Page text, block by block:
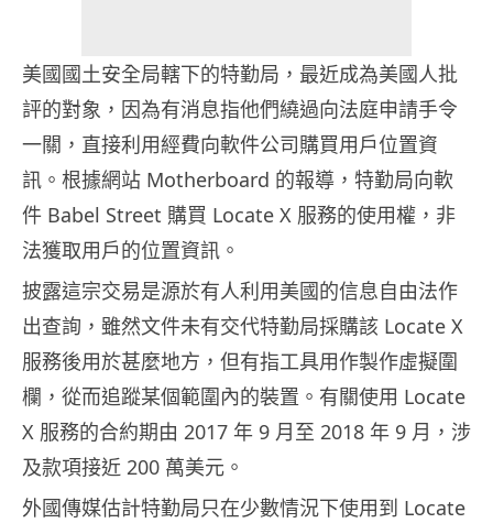
美國國土安全局轄下的特勤局，最近成為美國人批
評的對象，因為有消息指他們繞過向法庭申請手令
一關，直接利用經費向軟件公司購買用戶位置資
訊。根據網站 Motherboard 的報導，特勤局向軟
件 Babel Street 購買 Locate X 服務的使用權，非
法獲取用戶的位置資訊。
披露這宗交易是源於有人利用美國的信息自由法作
出查詢，雖然文件未有交代特勤局採購該 Locate X
服務後用於甚麼地方，但有指工具用作製作虛擬圍
欄，從而追蹤某個範圍內的裝置。有關使用 Locate
X 服務的合約期由 2017 年 9 月至 2018 年 9 月，涉
及款項接近 200 萬美元。
外國傳媒估計特勤局只在少數情況下使用到 Locate